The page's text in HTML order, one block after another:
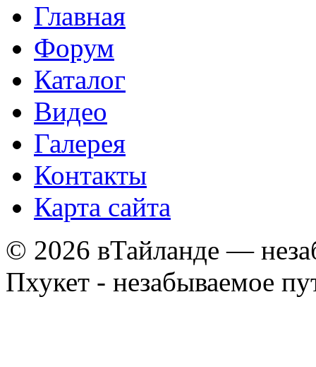
Главная
Форум
Каталог
Видео
Галерея
Контакты
Карта сайта
© 2026 вТайланде —
Пхукет - незабываемое